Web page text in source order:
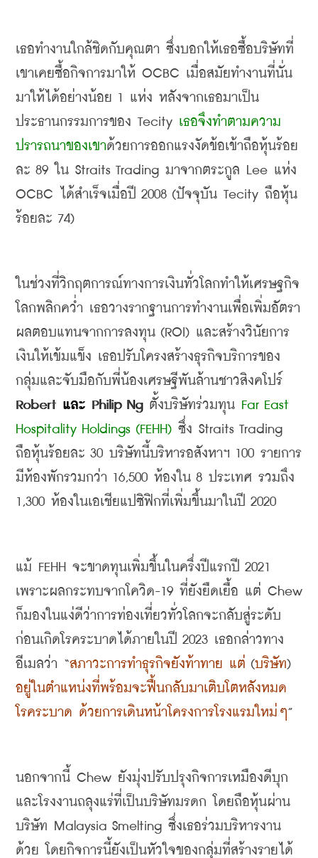
เธอทำงานใกล้ชิดกับคุณตา ซึ่งบอกให้เธอซื้อบริษัทที่
เขาเคยซื้อกิจการมาให้ OCBC เมื่อสมัยทำงานที่นั่น
มาให้ได้อย่างน้อย 1 แห่ง หลังจากเธอมาเป็น
ประธานกรรมการของ Tecity เธอจึงทำตามความ
ปรารถนาของเขาด้วยการออกแรงงัดข้อเข้าถือหุ้นร้อย
ละ 89 ใน Straits Trading มาจากตระกูล Lee แห่ง
OCBC
ได้สำเร็จเมื่อปี 2008 (ปัจจุบัน Tecity ถือหุ้น
ร้อยละ 74)
ในช่วงที่วิกฤตการณ์ทางการเงินทั่วโลกทำให้เศรษฐกิจ
โลกพลิกคว่ำ เธอวางรากฐานการทำงานเพื่อเพิ่มอัตรา
ผลตอบแทนจากการลงทุน (ROI) และสร้างวินัยการ
เงินให้เข้มแข็ง เธอปรับโครงสร้างธุรกิจบริการของ
กลุ่มและจับมือกับพี่น้องเศรษฐีพันล้านชาวสิงคโปร์
Robert และ Philip Ng ตั้งบริษัทร่วมทุน Far East
Hospitality Holdings (FEHH) ซึ่ง
ถือหุ้นร้อยละ 30 บริษัทนี้บริหารอสังหาฯ 100 รายการ
มีห้องพักรวมกว่า 16,500 ห้องใน 8 ประเทศ รวมถึง
1,300 ห้องในเอเชียแปซิฟิกที่เพิ่มขึ้นมาในปี 2020
แม้ FEHH จะขาดทุนเพิ่มขึ้นในครึ่งปีแรกปี
เพราะผลกระทบจากโควิด-19 ที่ยังยืดเยื้อ แต่
ก็มองในแง่ดีว่าการท่องเที่ยวทั่วโลกจะกลับสู่ระดับ
ก่อนเกิดโรคระบาดได้ภายในปี
2023 เธอกล่าวทาง
อีเมลว่า “สภาวะการทำธุรกิจยังท้าทาย แต่ (บริษัท
อยู่ในตำแหน่งที่พร้อมจะฟื้นกลับมาเติบโตหลังหมด
โรคระบาด ด้วยการเดินหน้าโครงการโรงแรมใหม่ๆ”
นอกจากนี้ Chew ยังมุ่งปรับปรุงกิจการเหมืองดีบุก
และโรงงานถลุงแร่ที่เป็นบริษัทมรดก โดยถือหุ้นผ่าน
บริษัท Malaysia Smelting ซึ่งเธอร่วมบริหารงาน
ด้วย โดยกิจการนี้ยังเป็นหัวใจของกลุ่มที่สร้างรายได้